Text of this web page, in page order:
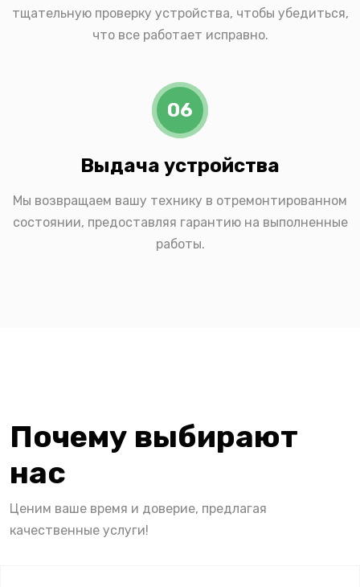
тщательную проверку устройства, чтобы убедиться,
что все работает исправно.
06
Выдача устройства
Мы возвращаем вашу технику в отремонтированном
состоянии, предоставляя гарантию на выполненные
работы.
Почему выбирают
нас
Ценим ваше время и доверие, предлагая
качественные услуги!